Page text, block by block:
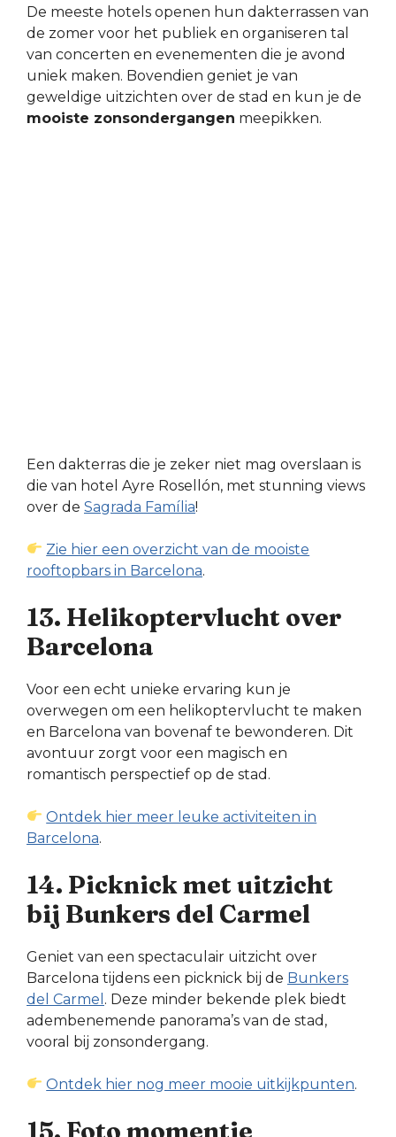
De meeste hotels openen hun dakterrassen van
de zomer voor het publiek en organiseren tal
van concerten en evenementen die je avond
uniek maken. Bovendien geniet je van
geweldige uitzichten over de stad en kun je de
mooiste zonsondergangen meepikken.
Een dakterras die je zeker niet mag overslaan is
die van hotel Ayre Rosellón, met stunning views
over de Sagrada Família!
Zie hier een overzicht van de mooiste
rooftopbars in Barcelona.
13. Helikoptervlucht over
Barcelona
Voor een echt unieke ervaring kun je
overwegen om een helikoptervlucht te maken
en Barcelona van bovenaf te bewonderen. Dit
avontuur zorgt voor een magisch en
romantisch perspectief op de stad.
Ontdek hier meer leuke activiteiten in
Barcelona.
14. Picknick met uitzicht
bij Bunkers del Carmel
Geniet van een spectaculair uitzicht over
Barcelona tijdens een picknick bij de Bunkers
del Carmel . Deze minder bekende plek biedt
adembenemende panorama’s van de stad,
vooral bij zonsondergang.
Ontdek hier nog meer mooie uitkijkpunten.
15. Foto momentje